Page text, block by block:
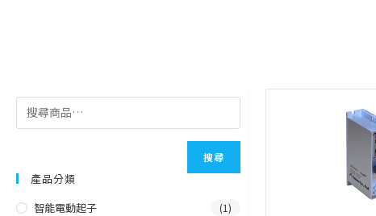
搜尋
產品分類
智能電動起子
(1)